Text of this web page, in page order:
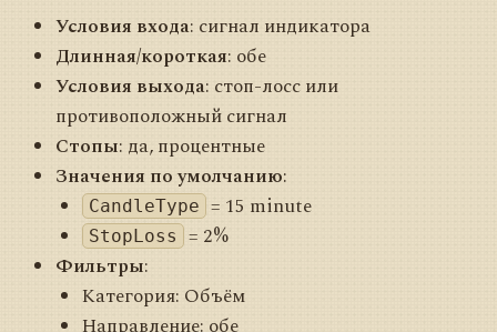
Условия входа: сигнал индикатора
Длинная/короткая: обе
Условия выхода: стоп-лосс или
противоположный сигнал
Стопы: да, процентные
Значения по умолчанию:
CandleType = 15 minute
StopLoss = 2%
Фильтры:
Категория: Объём
Направление: обе